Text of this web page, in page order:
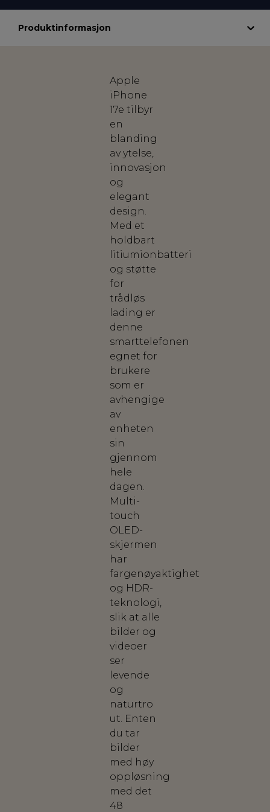
Produktinformasjon
Apple
iPhone
17e tilbyr
en
blanding
av ytelse,
innovasjon
og
elegant
design.
Med et
holdbart
litiumionbatteri
og støtte
for
trådløs
lading er
denne
smarttelefonen
egnet for
brukere
som er
avhengige
av
enheten
sin
gjennom
hele
dagen.
Multi-
touch
OLED-
skjermen
har
fargenøyaktighet
og HDR-
teknologi,
slik at alle
bilder og
videoer
ser
levende
og
naturtro
ut. Enten
du tar
bilder
med høy
oppløsning
med det
48